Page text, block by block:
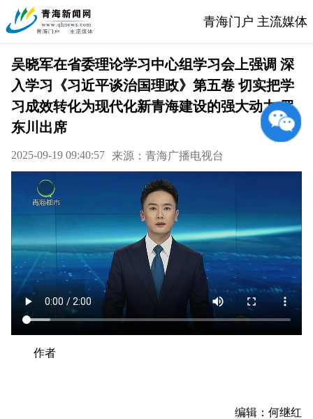
青海门户 主流媒体
吴晓军在省委理论学习中心组学习会上强调 深
入学习《习近平谈治国理政》第五卷 切实把学
习成效转化为现代化新青海建设的强大动力 罗
东川出席
2025-09-19 09:40:57 来源：青海广播电视台
作者
编辑：何继红